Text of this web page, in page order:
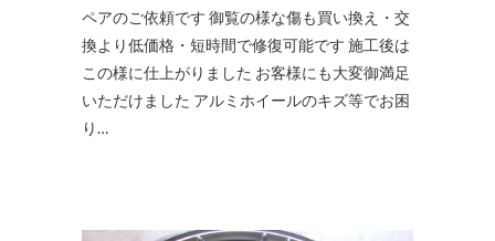
ペアのご依頼です 御覧の様な傷も買い換え・交
換より低価格・短時間で修復可能です 施工後は
この様に仕上がりました お客様にも大変御満足
いただけました アルミホイールのキズ等でお困
り…